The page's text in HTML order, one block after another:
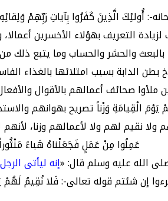
: أُولئِكَ الَّذِينَ كَفَرُوا بِآياتِ رَبِّهِمْ
التعريف بهؤلاء الأخسرين
بالبعث والحشر والحساب وما يتبع
بطن الدابة بسبب امتلائها بالغذاء
ملأوا صحائف أعمالهم بالأقوال
يَوْمَ الْقِيامَةِ وَزْناً تصريح بهوانهم
ولا نقيم لهم ولا لأعمالهم وزنا،
عَمِلُوا مِنْ عَمَلٍ فَجَعَلْناهُ هَباءً
الله عليه وسلم قال: «إنه ليأتى
إن شئتم قوله تعالى-: فَلا نُقِيمُ لَهُمْ